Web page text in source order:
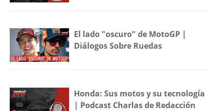
El lado "oscuro" de MotoGP |
Diálogos Sobre Ruedas
Honda: Sus motos y su tecnología
| Podcast Charlas de Redacción